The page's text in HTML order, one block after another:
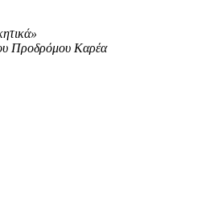
Προδρόμου Καρέα